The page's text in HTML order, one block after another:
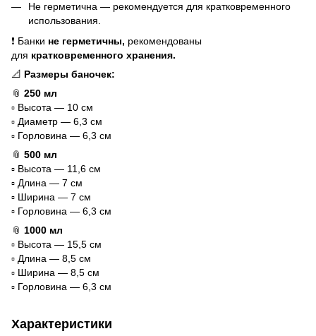
Не герметична — рекомендуется для кратковременного
использования.
❗ Банки не герметичны, рекомендованы
для кратковременного хранения.
📐 Размеры баночек:
📎 250 мл
▫️ Высота — 10 см
▫️ Диаметр — 6,3 см
▫️ Горловина — 6,3 см
📎 500 мл
▫️ Высота — 11,6 см
▫️ Длина — 7 см
▫️ Ширина — 7 см
▫️ Горловина — 6,3 см
📎 1000 мл
▫️ Высота — 15,5 см
▫️ Длина — 8,5 см
▫️ Ширина — 8,5 см
▫️ Горловина — 6,3 см
Характеристики